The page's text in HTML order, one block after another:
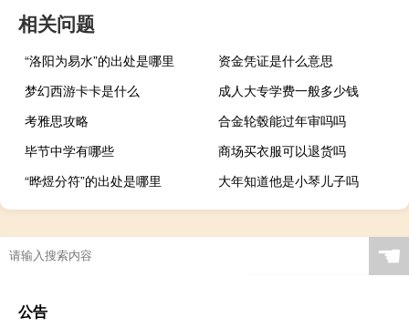
相关问题
“洛阳为易水”的出处是哪里
资金凭证是什么意思
梦幻西游卡卡是什么
成人大专学费一般多少钱
考雅思攻略
合金轮毂能过年审吗吗
毕节中学有哪些
商场买衣服可以退货吗
“晔煜分符”的出处是哪里
大年知道他是小琴儿子吗
☚
公告